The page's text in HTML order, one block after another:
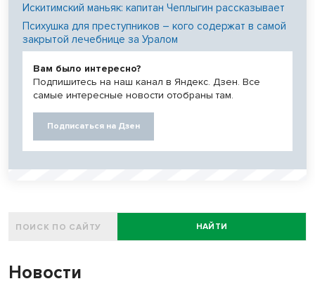
Искитимский маньяк: капитан Чеплыгин рассказывает
Психушка для преступников – кого содержат в самой
закрытой лечебнице за Уралом
Вам было интересно?
Подпишитесь на наш канал в Яндекс. Дзен. Все
самые интересные новости отобраны там.
Подписаться на Дзен
НАЙТИ
Новости